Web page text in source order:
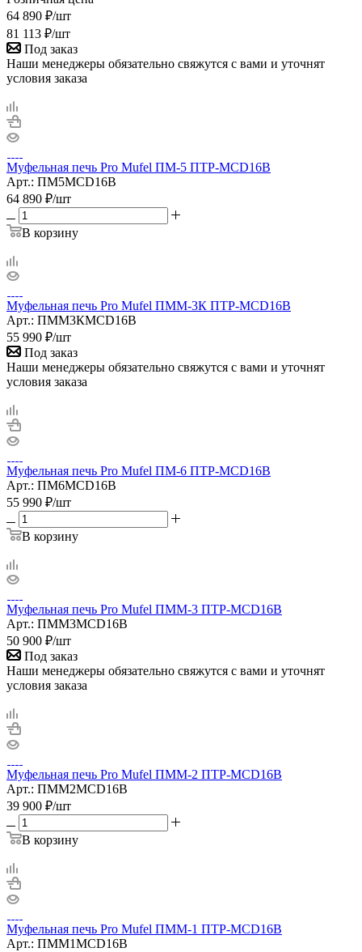
64 890 ₽/шт
81 113 ₽/шт
Под заказ
Наши менеджеры обязательно свяжутся с вами и уточнят
условия заказа
Муфельная печь Pro Mufel ПМ-5 ПТР-MCD16B
Арт.: ПМ5MCD16B
64 890 ₽/шт
В корзину
Муфельная печь Pro Mufel ПММ-3К ПТР-MCD16B
Арт.: ПММ3КMCD16B
55 990 ₽/шт
Под заказ
Наши менеджеры обязательно свяжутся с вами и уточнят
условия заказа
Муфельная печь Pro Mufel ПМ-6 ПТР-MCD16B
Арт.: ПМ6MCD16B
55 990 ₽/шт
В корзину
Муфельная печь Pro Mufel ПММ-3 ПТР-MCD16B
Арт.: ПММ3MCD16B
50 900 ₽/шт
Под заказ
Наши менеджеры обязательно свяжутся с вами и уточнят
условия заказа
Муфельная печь Pro Mufel ПММ-2 ПТР-MCD16B
Арт.: ПММ2MCD16B
39 900 ₽/шт
В корзину
Муфельная печь Pro Mufel ПММ-1 ПТР-MCD16B
Арт.: ПММ1MCD16B